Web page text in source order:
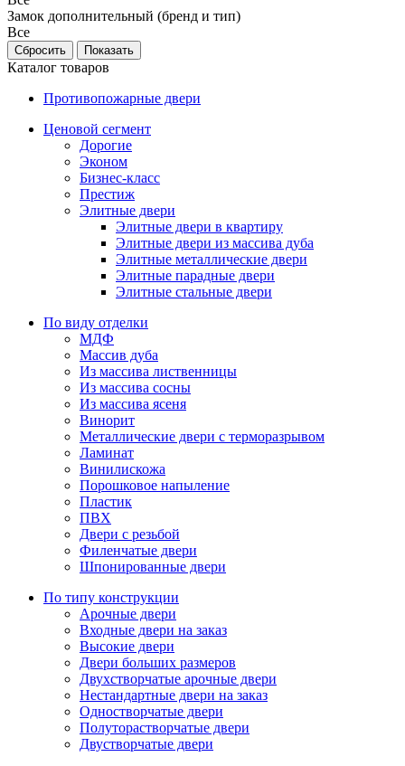
Замок дополнительный (бренд и тип)
Все
Каталог товаров
Противопожарные двери
Ценовой сегмент
Дорогие
Эконом
Бизнес-класс
Престиж
Элитные двери
Элитные двери в квартиру
Элитные двери из массива дуба
Элитные металлические двери
Элитные парадные двери
Элитные стальные двери
По виду отделки
МДФ
Массив дуба
Из массива лиственницы
Из массива сосны
Из массива ясеня
Винорит
Металлические двери с терморазрывом
Ламинат
Винилискожа
Порошковое напыление
Пластик
ПВХ
Двери с резьбой
Филенчатые двери
Шпонированные двери
По типу конструкции
Арочные двери
Входные двери на заказ
Высокие двери
Двери больших размеров
Двухстворчатые арочные двери
Нестандартные двери на заказ
Одностворчатые двери
Полуторастворчатые двери
Двустворчатые двери